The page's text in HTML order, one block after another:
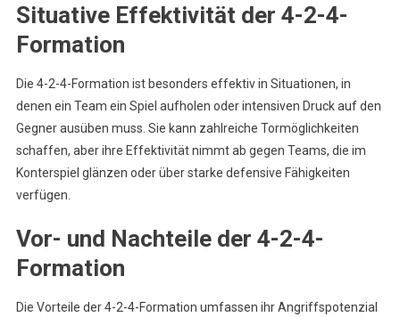
Situative Effektivität der 4-2-4-
Formation
Die 4-2-4-Formation ist besonders effektiv in Situationen, in
denen ein Team ein Spiel aufholen oder intensiven Druck auf den
Gegner ausüben muss. Sie kann zahlreiche Tormöglichkeiten
schaffen, aber ihre Effektivität nimmt ab gegen Teams, die im
Konterspiel glänzen oder über starke defensive Fähigkeiten
verfügen.
Vor- und Nachteile der 4-2-4-
Formation
Die Vorteile der 4-2-4-Formation umfassen ihr Angriffspotenzial